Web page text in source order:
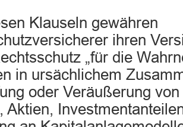
Klauseln gewähren
ihren
„für die
in ursächlichem
oder Veräußerung
Aktien,